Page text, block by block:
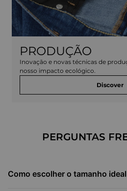
PRODUÇÃO
Inovação e novas técnicas de
nosso impacto ecológico.
Discover
PERGUNTAS
Como escolher o tamanho